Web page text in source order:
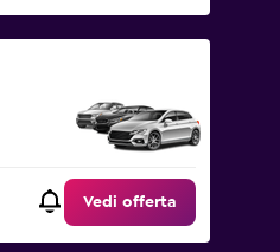
Vedi offerta